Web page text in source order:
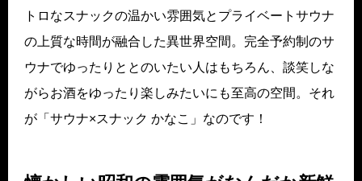
トロなスナックの温かい雰囲気とプライベートサウナ
の上質な時間が融合した異世界空間。完全予約制のサ
ウナでゆったりととのいたい人はもちろん、談笑しな
がらお酒をゆったり楽しみたいにも至高の空間。それ
が「サウナ×スナック かなこ」なのです！